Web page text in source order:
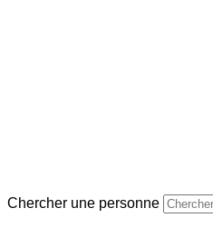
Chercher une personne